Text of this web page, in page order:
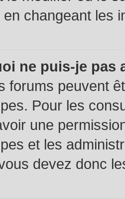
changeant les
ne puis-je pas
forums peuvent
Pour les
une
et les
devez donc